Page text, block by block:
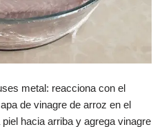
metal: reacciona con el
de vinagre de arroz en el
hacia arriba y agrega vinagre